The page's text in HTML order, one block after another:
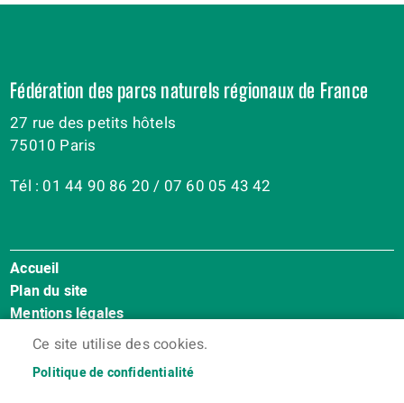
Ce site utilise des cookies.
Politique de confidentialité
Fédération des parcs naturels régionaux de France
27 rue des petits hôtels
75010 Paris
Tél : 01 44 90 86 20 / 07 60 05 43 42
Menu
Pied
de
page
Accueil
Plan du site
Mentions légales
Accessibilité : Non conforme
Contact